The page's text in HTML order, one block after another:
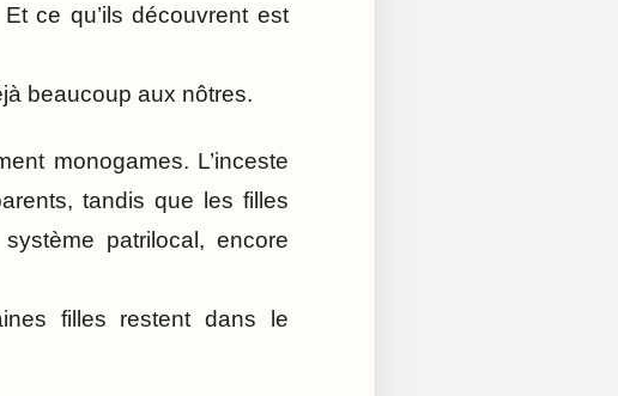
ce qu’ils découvrent est
beaucoup aux nôtres.
monogames. L’inceste
tandis que les filles
patrilocal, encore
filles restent dans le